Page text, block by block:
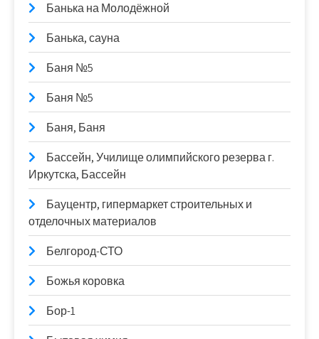
Банька на Молодёжной
Банька, сауна
Баня №5
Баня №5
Баня, Баня
Бассейн, Училище олимпийского резерва г.
Иркутска, Бассейн
Бауцентр, гипермаркет строительных и
отделочных материалов
Белгород-СТО
Божья коровка
Бор-1